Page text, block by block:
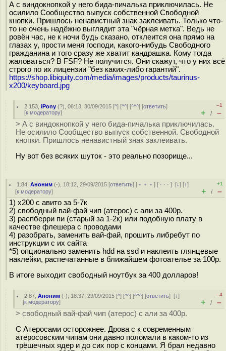
А с виндокнопкой у него бида-пичалька приключилась. Не
осилило Сообщество выпуск собственной Свободной
кнопки. Пришлось ненавистный знак заклеивать. Только что-
то не очень надёжно выглядит эта "чёрная метка". Ведь не
ровён час, не к ночи будь сказано, отклеится она прямо на
глазах у, прости меня господи, какого-нибудь Свободного
гражданина и того сразу же хватит кандрашка. Кому тогда
жаловаться? В FSF? Не получится. Они скажут, что у них всё
строго по их лицензии "без каких-либо гарантий".
https://shop.libiquity.com/media/images/products/taurinus-
x200/keyboard.jpg
2.153 ,iPony (?), 08:13, 30/09/2015 [^] [^^] [^^^] [ответить]
[к модератору]
–1
+ / –
> А с виндокнопкой у него бида-пичалька приключилась.
Не осилило Сообщество выпуск собственной. Свободной
кнопки. Пришлось ненавистный знак заклеивать.
Ну вот без всяких шуток - это реально позорище...
1.84 ,Аноним (-), 18:12, 29/09/2015 [ответить] [ ﹢﹢﹢] [ · · ·][↓] [↑]
[к модератору]
+1
+ / –
1) x200 с авито за 5-7к
2) свободный вай-фай чип (атерос) с али за 400р.
3) распберри пи (старый за 1-2к) или подобную плату в
качестве флешера с проводами
4) разобрать, заменить вай-фай, прошить либребут по
инструкции с их сайта
*5) опционально заменить hdd на ssd и наклеить глянцевые
наклейки, распечатанные в ближайшем фотоателье за 100р.
В итоге выходит свободный ноутбук за 400 долларов!
2.87 ,Аноним (-), 18:37, 29/09/2015 [^] [^^] [^^^] [ответить][↓]
[к модератору]
–4
+ / –
> свободный вай-фай чип (атерос) с али за 400р.
С Атеросами осторожнее. Дрова с к современным
атеросовским чипам они давно поломали в каком-то из
трёшечных ядер и до сих пор с концами. Я брал недавно